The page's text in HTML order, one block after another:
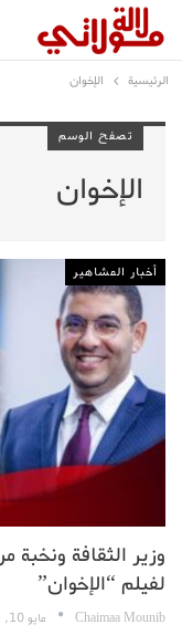
الرئيسية الإخوان
تصفح الوسم
الإخوان
أخبار المشاهير
وزير الثقافة
لفيلم “الإخوان”
Chaimaa Mounib مايو 10, 2022